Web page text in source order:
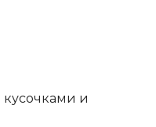
и